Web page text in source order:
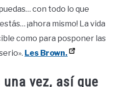
con todo lo que
¡ahora mismo! La vida
como para posponer las
Les Brown.
vez, así que